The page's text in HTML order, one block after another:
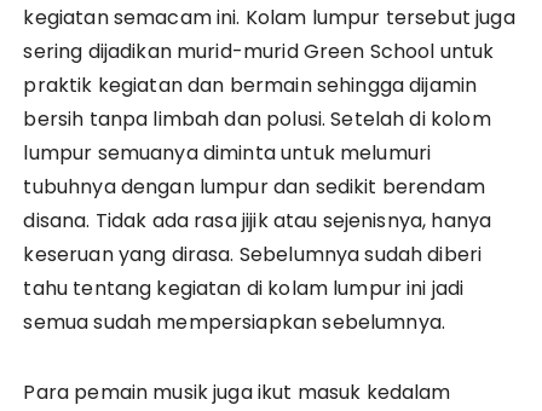
kegiatan semacam ini. Kolam lumpur tersebut juga
sering dijadikan murid-murid Green School untuk
praktik kegiatan dan bermain sehingga dijamin
bersih tanpa limbah dan polusi. Setelah di kolom
lumpur semuanya diminta untuk melumuri
tubuhnya dengan lumpur dan sedikit berendam
disana. Tidak ada rasa jijik atau sejenisnya, hanya
keseruan yang dirasa. Sebelumnya sudah diberi
tahu tentang kegiatan di kolam lumpur ini jadi
semua sudah mempersiapkan sebelumnya.
Para pemain musik juga ikut masuk kedalam